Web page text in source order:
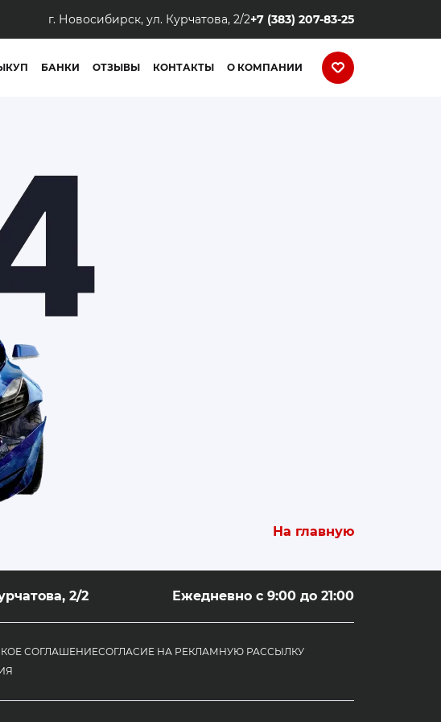
г. Новосибирск, ул. Курчатова, 2/2+7 (383) 207-83-25
БАНКИ ОТЗЫВЫ КОНТАКТЫ О КОМПАНИИ
На главную
2/2 Ежедневно с 9:00 до 21:00
СОГЛАШЕНИЕСОГЛАСИЕ НА РЕКЛАМНУЮ РАССЫЛКУ